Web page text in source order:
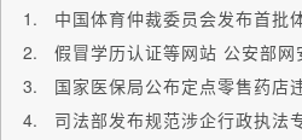
中国体育仲裁委员会发布首批
假冒学历认证等网站 公安部网
国家医保局公布定点零售药店
司法部发布规范涉企行政执法